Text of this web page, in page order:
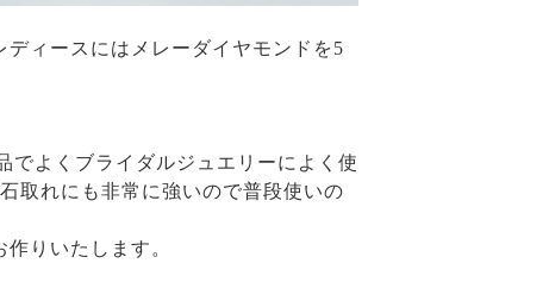
ィースにはメレーダイヤモンドを5
でよくブライダルジュエリーによく使
取れにも非常に強いので普段使いの
りいたします。